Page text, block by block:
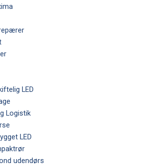
LED
Logistik
LED
udendørs